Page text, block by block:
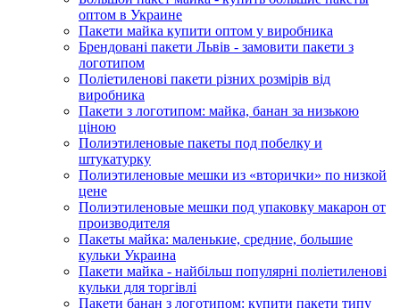
оптом в Украине
Пакети майка купити оптом у виробника
Брендовані пакети Львів - замовити пакети з
логотипом
Поліетиленові пакети різних розмірів від
виробника
Пакети з логотипом: майка, банан за низькою
ціною
Полиэтиленовые пакеты под побелку и
штукатурку
Полиэтиленовые мешки из «вторички» по низкой
цене
Полиэтиленовые мешки под упаковку макарон от
производителя
Пакеты майка: маленькие, средние, большие
кульки Украина
Пакети майка - найбільш популярні поліетиленові
кульки для торгівлі
Пакети банан з логотипом: купити пакети типу